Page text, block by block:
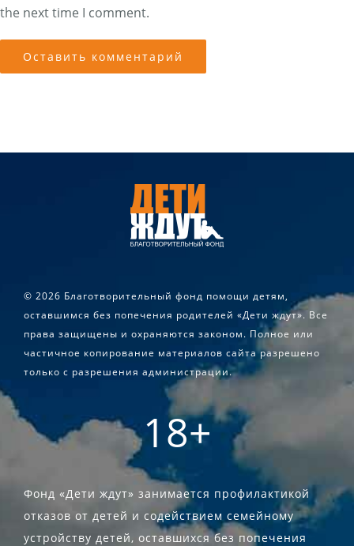
the next time I comment.
© 2026 Благотворительный фонд помощи детям,
оставшимся без попечения родителей «Дети ждут». Все
права защищены и охраняются законом. Полное или
частичное копирование материалов сайта разрешено
только с разрешения администрации.
18+
Фонд «Дети ждут» занимается профилактикой
отказов от детей и содействием семейному
устройству детей, оставшихся без попечения